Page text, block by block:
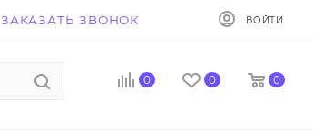
ЗАКАЗАТЬ ЗВОНОК ВОЙТИ
0 0 0